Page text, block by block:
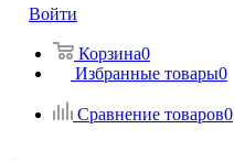
Войти
Корзина0
Избранные товары0
Сравнение товаров0